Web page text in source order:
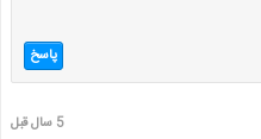
پاسخ
5 سال قبل